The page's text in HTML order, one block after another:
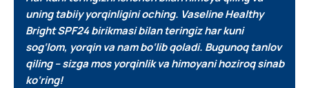
uning tabiiy yorqinligini oching. Vaseline Healthy
Bright SPF24 birikmasi bilan teringiz har kuni
sog‘lom, yorqin va nam bo‘lib qoladi. Bugunoq tanlov
qiling – sizga mos yorqinlik va himoyani hoziroq sinab
ko‘ring!